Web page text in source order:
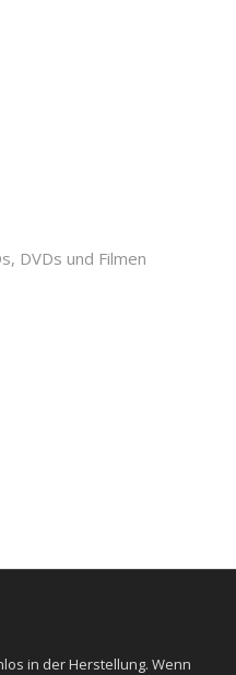
DVDs und Filmen
in der Herstellung. Wenn